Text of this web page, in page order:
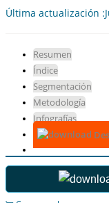
Última actualización
Resumen
Índice
Segmentación
Metodología
Infografías